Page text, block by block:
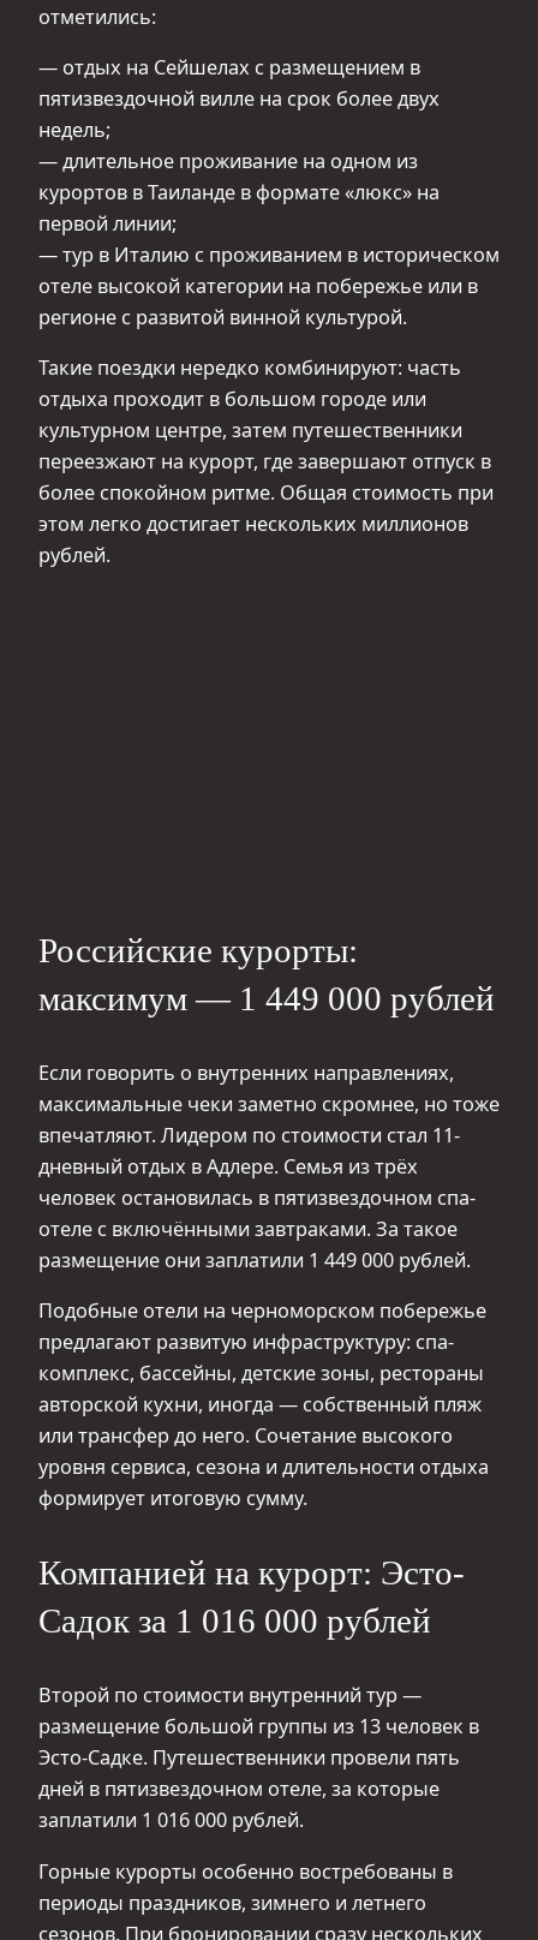
отметились:
— отдых на Сейшелах с размещением в
пятизвездочной вилле на срок более двух
недель;
— длительное проживание на одном из
курортов в Таиланде в формате «люкс» на
первой линии;
— тур в Италию с проживанием в историческом
отеле высокой категории на побережье или в
регионе с развитой винной культурой.
Такие поездки нередко комбинируют: часть
отдыха проходит в большом городе или
культурном центре, затем путешественники
переезжают на курорт, где завершают отпуск в
более спокойном ритме. Общая стоимость при
этом легко достигает нескольких миллионов
рублей.
Российские курорты:
максимум — 1 449 000 рублей
Если говорить о внутренних направлениях,
максимальные чеки заметно скромнее, но тоже
впечатляют. Лидером по стоимости стал 11-
дневный отдых в Адлере. Семья из трёх
человек остановилась в пятизвездочном спа-
отеле с включёнными завтраками. За такое
размещение они заплатили 1 449 000 рублей.
Подобные отели на черноморском побережье
предлагают развитую инфраструктуру: спа-
комплекс, бассейны, детские зоны, рестораны
авторской кухни, иногда — собственный пляж
или трансфер до него. Сочетание высокого
уровня сервиса, сезона и длительности отдыха
формирует итоговую сумму.
Компанией на курорт: Эсто-
Садок за 1 016 000 рублей
Второй по стоимости внутренний тур —
размещение большой группы из 13 человек в
Эсто-Садке. Путешественники провели пять
дней в пятизвездочном отеле, за которые
заплатили 1 016 000 рублей.
Горные курорты особенно востребованы в
периоды праздников, зимнего и летнего
сезонов. При бронировании сразу нескольких